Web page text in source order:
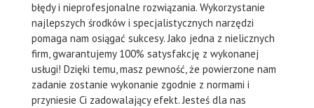
błędy i nieprofesjonalne rozwiązania. Wykorzystanie
najlepszych środków i specjalistycznych narzędzi
pomaga nam osiągać sukcesy. Jako jedna z nielicznych
firm, gwarantujemy 100% satysfakcję z wykonanej
usługi! Dzięki temu, masz pewność, że powierzone nam
zadanie zostanie wykonanie zgodnie z normami i
przyniesie Ci zadowalający efekt. Jesteś dla nas